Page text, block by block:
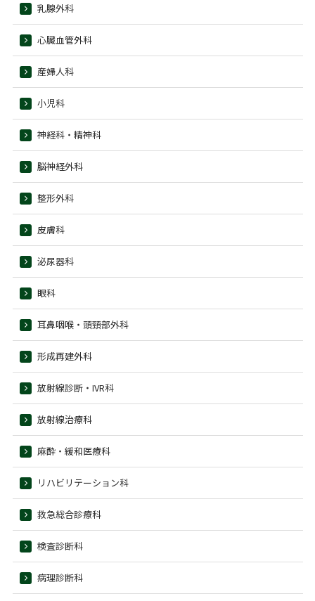
乳腺外科
心臓血管外科
産婦人科
小児科
神経科・精神科
脳神経外科
整形外科
皮膚科
泌尿器科
眼科
耳鼻咽喉・頭頸部外科
形成再建外科
放射線診断・IVR科
放射線治療科
麻酔・緩和医療科
リハビリテーション科
救急総合診療科
検査診断科
病理診断科